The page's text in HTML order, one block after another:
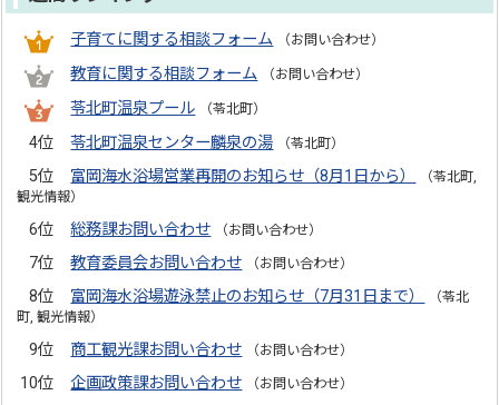
子育てに関する相談フォーム （お問い合わせ）
教育に関する相談フォーム （お問い合わせ）
苓北町温泉プール （苓北町）
4位 苓北町温泉センター麟泉の湯 （苓北町）
5位 富岡海水浴場営業再開のお知らせ（8月1日から）
（苓北町,
観光情報）
6位 総務課お問い合わせ （お問い合わせ）
7位 教育委員会お問い合わせ （お問い合わせ）
8位 富岡海水浴場遊泳禁止のお知らせ（7月31日まで）
（苓北
町, 観光情報）
9位 商工観光課お問い合わせ （お問い合わせ）
10位 企画政策課お問い合わせ （お問い合わせ）